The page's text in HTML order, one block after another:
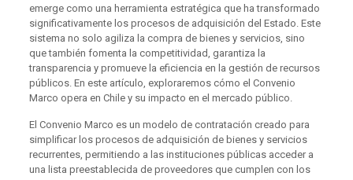
emerge como una herramienta estratégica que ha transformado
significativamente los procesos de adquisición del Estado. Este
sistema no solo agiliza la compra de bienes y servicios, sino
que también fomenta la competitividad, garantiza la
transparencia y promueve la eficiencia en la gestión de recursos
públicos. En este artículo, exploraremos cómo el Convenio
Marco opera en Chile y su impacto en el mercado público.
El Convenio Marco es un modelo de contratación creado para
simplificar los procesos de adquisición de bienes y servicios
recurrentes, permitiendo a las instituciones públicas acceder a
una lista preestablecida de proveedores que cumplen con los